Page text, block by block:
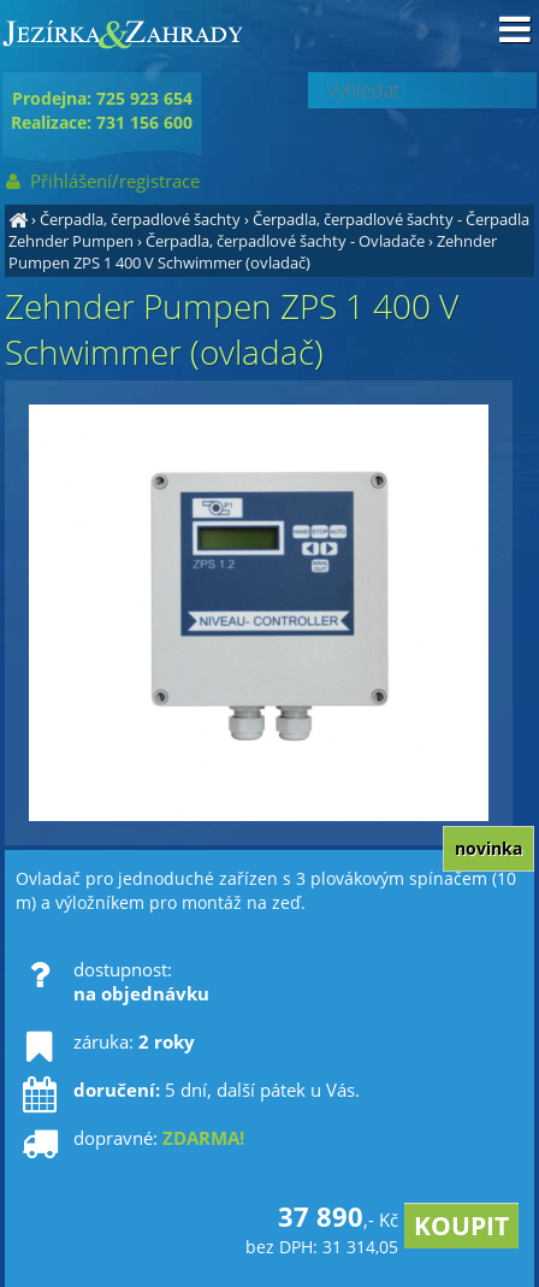
›Čerpadla, čerpadlové šachty›Čerpadla, čerpadlové šachty - Čerpadla
Zehnder Pumpen ›Čerpadla, čerpadlové šachty - Ovladače›Zehnder
Pumpen ZPS 1 400 V Schwimmer (ovladač)
Zehnder Pumpen ZPS 1 400 V
Schwimmer (ovladač)
Ovladač pro jednoduché zařízen s 3 plovákovým spínačem (10
m) a výložníkem pro montáž na zeď.
novinka
dostupnost:
na objednávku
záruka: 2 roky
doručení: 5 dní, další pátek u Vás.
dopravné: ZDARMA!
37 890,- Kč
bez DPH: 31 314,05
Prodejna: 725 923 654
Realizace: 731 156 600
Přihlášení/registrace